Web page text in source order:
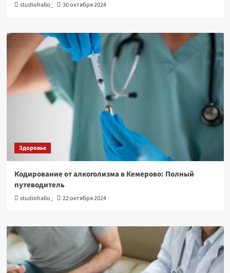
studiohallo_ 30 октября 2024
Здоровье
Кодирование от алкоголизма в Кемерово: Полный
путеводитель
studiohallo_ 22 октября 2024